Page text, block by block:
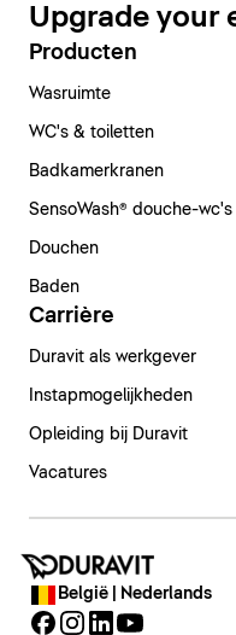
Upgrade your
Producten
Wasruimte
WC's & toiletten
Badkamerkranen
SensoWash® douche-wc's
Douchen
Baden
Carrière
Duravit als werkgever
Instapmogelijkheden
Opleiding bij Duravit
Vacatures
België | Nederlands